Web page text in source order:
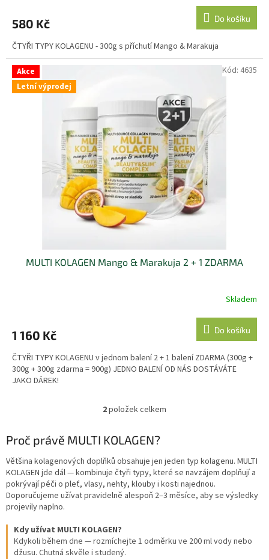
580 Kč Do košíku
ČTYŘI TYPY KOLAGENU - 300g s příchutí Mango & Marakuja
Akce
Letní výprodej
MULTI KOLAGEN Mango & Marakuja 2 + 1 ZDARMA
Skladem
1 160 Kč Do košíku
ČTYŘI TYPY KOLAGENU v jednom balení 2 + 1 balení ZDARMA (300g +
300g + 300g zdarma = 900g) JEDNO BALENÍ OD NÁS DOSTÁVÁTE
JAKO DÁREK!
Kód: 4635
O
l
á
d
a
c
í
k
2položek celkem
Proč právě MULTI KOLAGEN?
Většina kolagenových doplňků obsahuje jen jeden typ kolagenu. MULTI
KOLAGEN jde dál — kombinuje čtyři typy, které se navzájem doplňují a
pokrývají péči o pleť, vlasy, nehty, klouby i kosti najednou.
Doporučujeme užívat pravidelně alespoň 2–3 měsíce, aby se výsledky
projevily naplno.
Kdy užívat MULTI KOLAGEN?
Kdykoli během dne — rozmíchejte 1 odměrku ve 200 ml vody nebo
džusu. Chutná skvěle i studený.